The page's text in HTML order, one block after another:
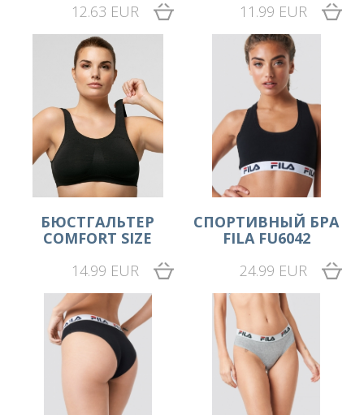
12.63 EUR
11.99 EUR
БЮСТГАЛЬТЕР
COMFORT SIZE
14.99 EUR
СПОРТИВНЫЙ БРА
FILA FU6042
24.99 EUR